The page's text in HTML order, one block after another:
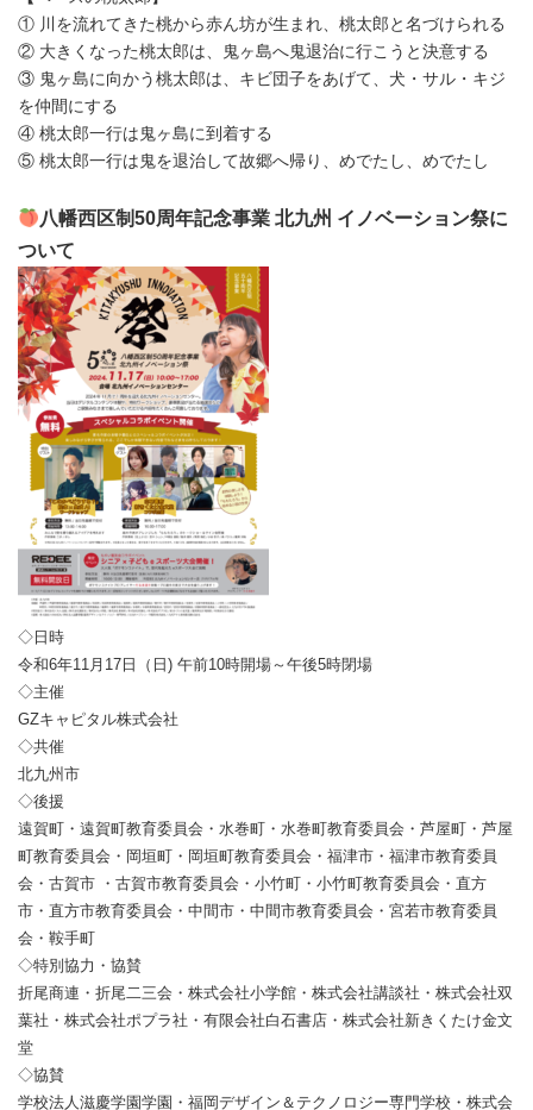
① 川を流れてきた桃から赤ん坊が生まれ、桃太郎と名づけられる
② 大きくなった桃太郎は、鬼ヶ島へ鬼退治に行こうと決意する
③ 鬼ヶ島に向かう桃太郎は、キビ団子をあげて、犬・サル・キジ
を仲間にする
④ 桃太郎一行は鬼ヶ島に到着する
⑤ 桃太郎一行は鬼を退治して故郷へ帰り、めでたし、めでたし
八幡西区制50周年記念事業 北九州 イノベーション祭に
ついて
◇日時
令和6年11月17日（日) 午前10時開場～午後5時閉場
◇主催
GZキャピタル株式会社
◇共催
北九州市
◇後援
遠賀町・遠賀町教育委員会・水巻町・水巻町教育委員会・芦屋町・芦屋
町教育委員会・岡垣町・岡垣町教育委員会・福津市・福津市教育委員
会・古賀市 ・古賀市教育委員会・小竹町・小竹町教育委員会・直方
市・直方市教育委員会・中間市・中間市教育委員会・宮若市教育委員
会・鞍手町
◇特別協力・協賛
折尾商連・折尾二三会・株式会社小学館・株式会社講談社・株式会社双
葉社・株式会社ポプラ社・有限会社白石書店・株式会社新きくたけ金文
堂
◇協賛
学校法人滋慶学園学園・福岡デザイン＆テクノロジー専門学校・株式会